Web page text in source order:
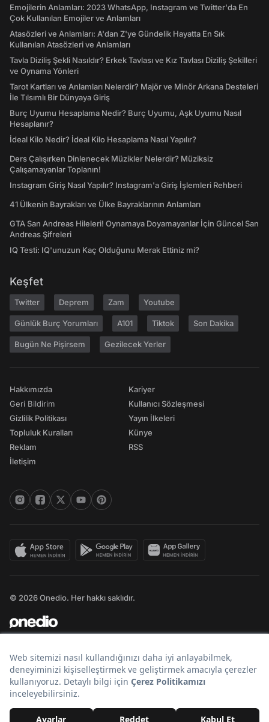
Emojilerin Anlamları: 2023 WhatsApp, Instagram ve Twitter'da En
Çok Kullanılan Emojiler ve Anlamları
Atasözleri ve Anlamları: A'dan Z'ye Gündelik Hayatta En Sık
Kullanılan Atasözleri ve Anlamları
Tavla Diziliş Şekli Nasıldır? Erkek Tavlası ve Kız Tavlası Diziliş Şekilleri
ve Oynama Yönleri
Tarot Kartları ve Anlamları Nelerdir? Majör ve Minör Arkana Desteleri
İle Tılsımlı Bir Dünyaya Giriş
Burç Uyumu Hesaplama Nedir? Burç Uyumu, Aşk Uyumu Nasıl
Hesaplanır?
İdeal Kilo Nedir? İdeal Kilo Hesaplama Nasıl Yapılır?
Ders Çalışırken Dinlenecek Müzikler Nelerdir? Müziksiz
Çalışamayanlar Toplanın!
Instagram Giriş Nasıl Yapılır? Instagram'a Giriş İşlemleri Rehberi
41 Ülkenin Bayrakları ve Ülke Bayraklarının Anlamları
GTA San Andreas Hileleri! Oynamaya Doyamayanlar İçin Güncel San
Andreas Şifreleri
IQ Testi: IQ'unuzun Kaç Olduğunu Merak Ettiniz mi?
Keşfet
Twitter Deprem Zam Youtube
Günlük Burç Yorumları A101 Tiktok Son Dakika
Bugün Ne Pişirsem Gezilecek Yerler
Hakkımızda
Geri Bildirim
Gizlilik Politikası
Topluluk Kuralları
Reklam
İletişim
Kariyer
Kullanıcı Sözleşmesi
Yayın İlkeleri
Künye
RSS
© 2026 Onedio. Her hakkı saklıdır.
Bir markasıdır.